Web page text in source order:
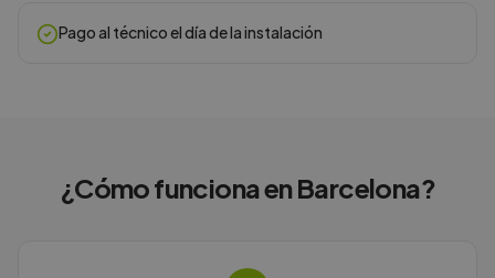
Pago al técnico el día de la instalación
¿Cómo funciona enBarcelona?